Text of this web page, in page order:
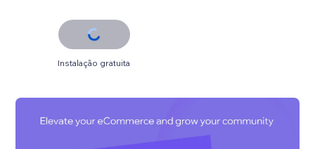
Instalação gratuita